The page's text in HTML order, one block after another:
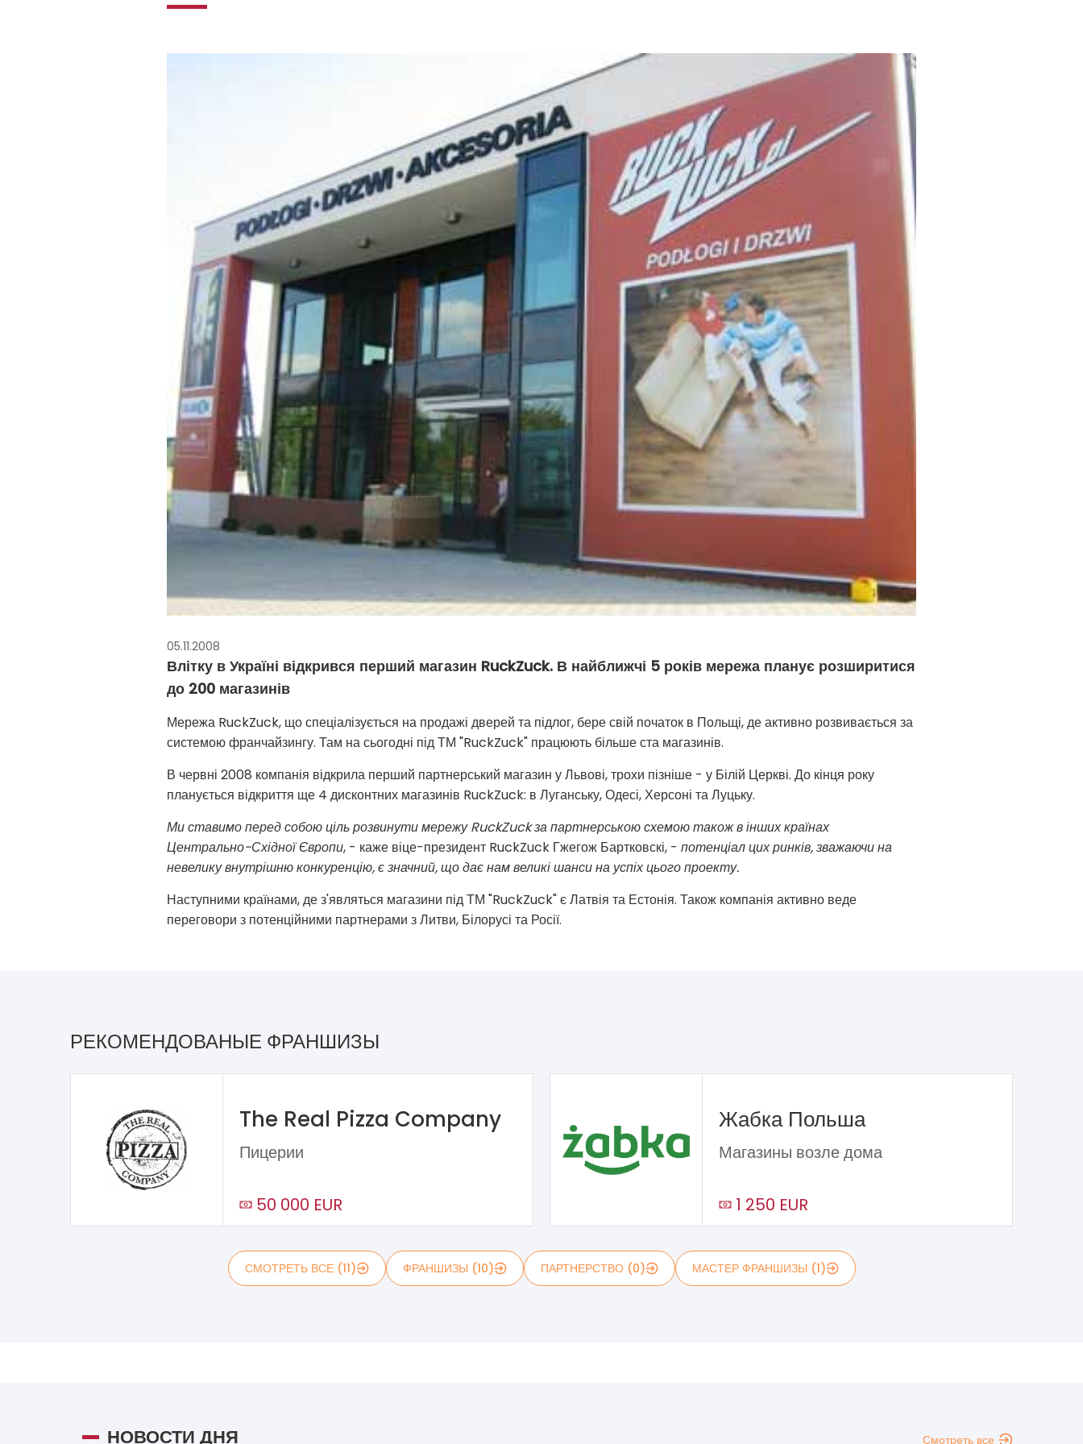
05.11.2008
Влітку в Україні відкрився перший магазин RuckZuck. В найближчі 5 років мережа планує розширитися
до 200 магазинів
Мережа RuckZuck, що спеціалізується на продажі дверей та підлог, бере свій початок в Польщі, де активно розвивається за
системою франчайзингу. Там на сьогодні під ТМ "RuckZuck" працюють більше ста магазинів.
В червні 2008 компанія відкрила перший партнерський магазин у Львові, трохи пізніше - у Білій Церкві. До кінця року
планується відкриття ще 4 дисконтних магазинів RuckZuck: в Луганську, Одесі, Херсоні та Луцьку.
Ми ставимо перед собою ціль розвинути мережу RuckZuck за партнерською схемою також в інших країнах
Центрально-Східної Європи, - каже віце-президент RuckZuck Гжегож Бартковскі, - потенціал цих ринків, зважаючи на
невелику внутрішню конкуренцію, є значний, що дає нам великі шанси на успіх цього проекту.
Наступними країнами, де з'являться магазини під ТМ "RuckZuck" є Латвія та Естонія. Також компанія активно веде
переговори з потенційними партнерами з Литви, Білорусі та Росії.
РЕКОМЕНДОВАНЫЕ ФРАНШИЗЫ
The Real Pizza Company
Пицерии
50 000 EUR
Жабка Польша
Магазины возле дома
1 250 EUR
СМОТРЕТЬ ВСЕ (11) ФРАНШИЗЫ (10) ПАРТНЕРСТВО (0) МАСТЕР ФРАНШИЗЫ (1)
НОВОСТИ ДНЯ Смотреть все